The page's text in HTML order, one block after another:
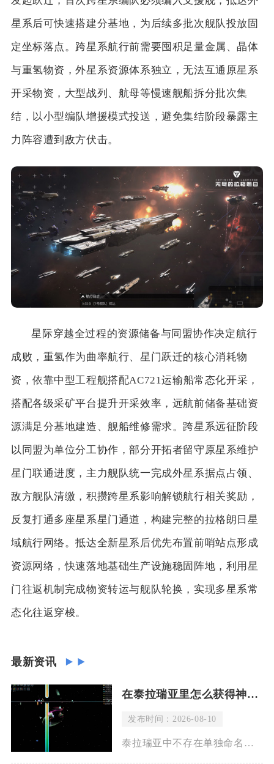
星系后可快速搭建分基地，为后续多批次舰队投放固
定坐标落点。跨星系航行前需要囤积足量金属、晶体
与重氢物资，外星系资源体系独立，无法互通原星系
开采物资，大型战列、航母等慢速舰船拆分批次集
结，以小型编队增援模式投送，避免集结阶段暴露主
力阵容遭到敌方伏击。
星际穿越全过程的资源储备与同盟协作决定航行
成败，重氢作为曲率航行、星门跃迁的核心消耗物
资，依靠中型工程舰搭配AC721运输船常态化开采，
搭配各级采矿平台提升开采效率，远航前储备基础资
源满足分基地建造、舰船维修需求。跨星系远征阶段
以同盟为单位分工协作，部分开拓者留守原星系维护
星门联通进度，主力舰队统一完成外星系据点占领、
敌方舰队清缴，积攒跨星系影响解锁航行相关奖励，
反复打通多座星系星门通道，构建完整的拉格朗日星
域航行网络。抵达全新星系后优先布置前哨站点形成
资源网络，快速落地基础生产设施稳固阵地，利用星
门往返机制完成物资转运与舰队轮换，实现多星系常
态化往返穿梭。
最新资讯
在泰拉瑞亚里怎么获得神圣粉末
发布时间：2026-08-10
泰拉瑞亚中不存在单独命名为神圣粉末的道具，玩家口中俗称的神圣粉末实际分为两类，一